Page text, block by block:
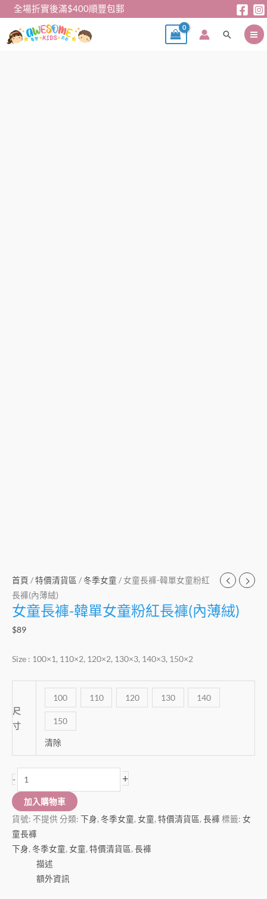
全場折實後滿$400順豐包郵
搜
首頁 /特價清貨區 /冬季女童 / 女童長褲-韓單女童粉紅
長褲(內薄絨)
女童長褲-韓單女童粉紅長褲(內薄絨)
$89
Size : 100×1, 110×2, 120×2, 130×3, 140×3, 150×2
尺
寸
100 110 120 130 140
150
清除
- +
加入購物車
貨號: 不提供 分類: 下身, 冬季女童, 女童, 特價清貨區, 長褲 標籤: 女
童長褲
下身, 冬季女童, 女童, 特價清貨區, 長褲
描述
額外資訊